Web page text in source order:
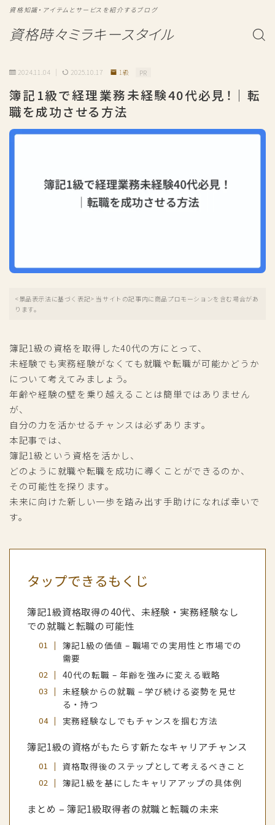
資格時々ミラキースタイル
資格知識・アイテムとサービスを紹介するブログ
2024.11.04 2025.10.17 1級 PR
簿記1級で経理業務未経験40代必見！｜転
職を成功させる方法
<景品表示法に基づく表記> 当サイトの記事内に商品プロモーションを含む場合があ
ります。
簿記1級の資格を取得した40代の方にとって、
未経験でも実務経験がなくても就職や転職が可能かどうか
について考えてみましょう。
年齢や経験の壁を乗り越えることは簡単ではありません
が、
自分の力を活かせるチャンスは必ずあります。
本記事では、
簿記1級という資格を活かし、
どのように就職や転職を成功に導くことができるのか、
その可能性を探ります。
未来に向けた新しい一歩を踏み出す手助けになれば幸いで
す。
タップできるもくじ
簿記1級資格取得の40代、未経験・実務経験なし
での就職と転職の可能性
簿記1級の価値 – 職場での実用性と市場での
需要
40代の転職 – 年齢を強みに変える戦略
未経験からの就職 – 学び続ける姿勢を見せ
る・持つ
実務経験なしでもチャンスを掴む方法
簿記1級の資格がもたらす新たなキャリアチャンス
資格取得後のステップとして考えるべきこと
簿記1級を基にしたキャリアアップの具体例
まとめ – 簿記1級取得者の就職と転職の未来